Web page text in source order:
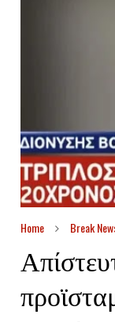
Home Break